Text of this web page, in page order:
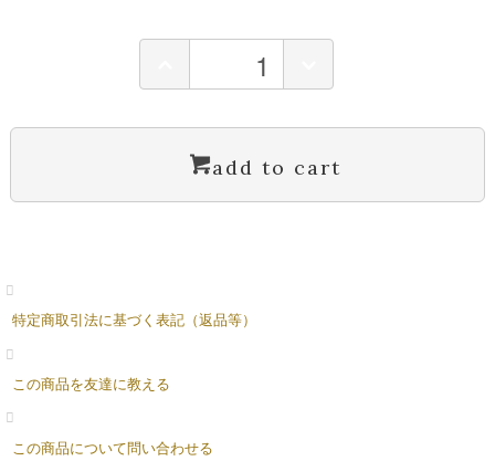
add to cart
特定商取引法に基づく表記（返品等）
この商品を友達に教える
この商品について問い合わせる